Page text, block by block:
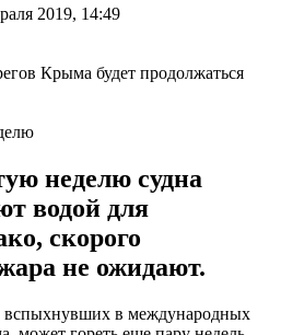
2019, 14:49
неделю судна
водой для
скорого
не ожидают.
вспыхнувших в международных